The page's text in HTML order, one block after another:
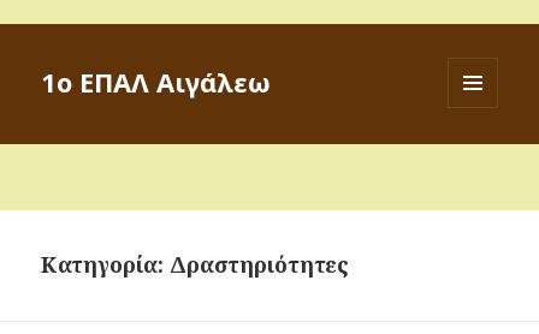
1ο ΕΠΑΛ Αιγάλεω
Κατηγορία: Δραστηριότητες